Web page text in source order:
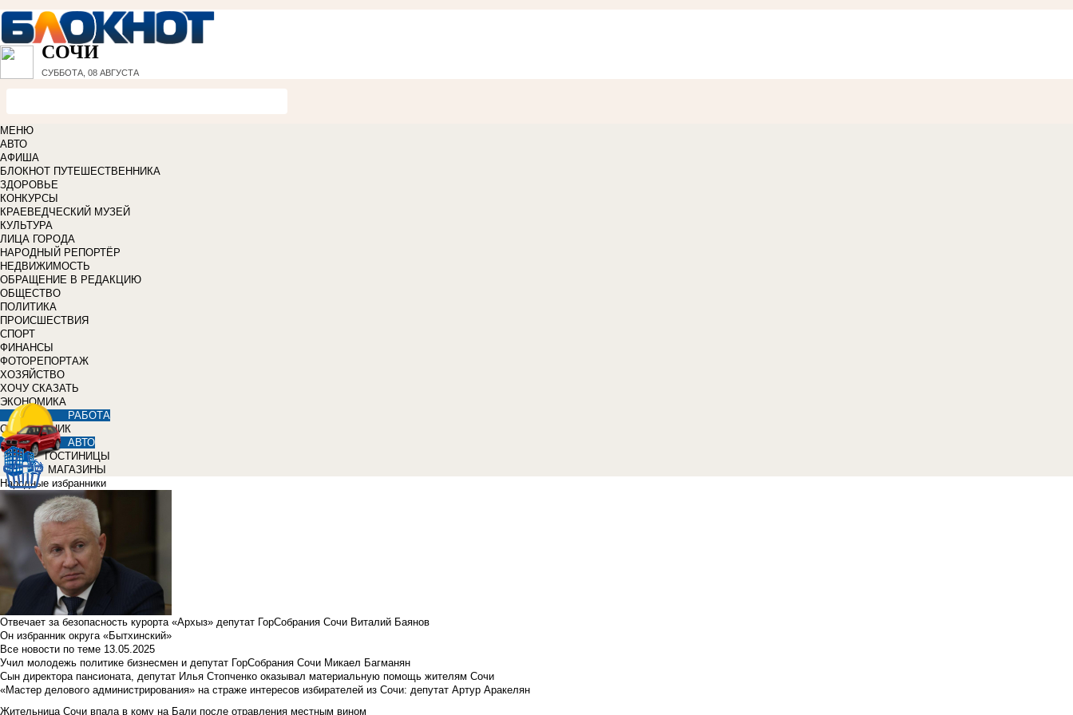
СОЧИ
СУББОТА, 08 АВГУСТА
МЕНЮ
АВТО
АФИША
БЛОКНОТ ПУТЕШЕСТВЕННИКА
ЗДОРОВЬЕ
КОНКУРСЫ
КРАЕВЕДЧЕСКИЙ МУЗЕЙ
КУЛЬТУРА
ЛИЦА ГОРОДА
НАРОДНЫЙ РЕПОРТЁР
НЕДВИЖИМОСТЬ
ОБРАЩЕНИЕ В РЕДАКЦИЮ
ОБЩЕСТВО
ПОЛИТИКА
ПРОИСШЕСТВИЯ
СПОРТ
ФИНАНСЫ
ФОТОРЕПОРТАЖ
ХОЗЯЙСТВО
ХОЧУ СКАЗАТЬ
ЭКОНОМИКА
РАБОТА
СПРАВОЧНИК
АВТО
ГОСТИНИЦЫ
МАГАЗИНЫ
Народные избранники
Отвечает за безопасность курорта «Архыз» депутат ГорСобрания Сочи Виталий Баянов
Он избранник округа «Бытхинский»
Все новости по теме 13.05.2025
Учил молодежь политике бизнесмен и депутат ГорСобрания Сочи Микаел Багманян
Сын директора пансионата, депутат Илья Стопченко оказывал материальную помощь жителям Сочи
«Мастер делового администрирования» на страже интересов избирателей из Сочи: депутат Артур Аракелян
Жительница Сочи впала в кому на Бали после отравления местным вином